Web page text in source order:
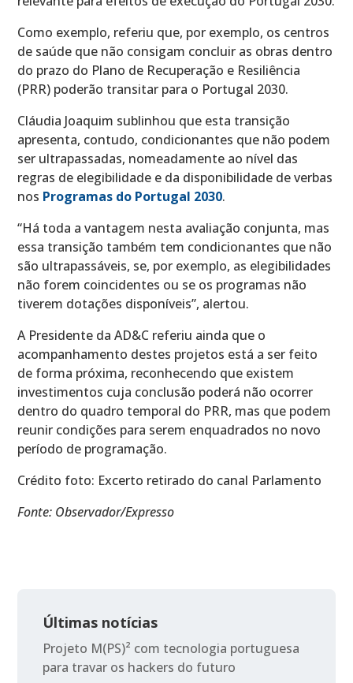
Como exemplo, referiu que, por exemplo, os centros
de saúde que não consigam concluir as obras dentro
do prazo do Plano de Recuperação e Resiliência
(PRR) poderão transitar para o Portugal 2030.
Cláudia Joaquim sublinhou que esta transição
apresenta, contudo, condicionantes que não podem
ser ultrapassadas, nomeadamente ao nível das
regras de elegibilidade e da disponibilidade de verbas
nos Programas do Portugal 2030.
“Há toda a vantagem nesta avaliação conjunta, mas
essa transição também tem condicionantes que não
são ultrapassáveis, se, por exemplo, as elegibilidades
não forem coincidentes ou se os programas não
tiverem dotações disponíveis”, alertou.
A Presidente da AD&C referiu ainda que o
acompanhamento destes projetos está a ser feito
de forma próxima, reconhecendo que existem
investimentos cuja conclusão poderá não ocorrer
dentro do quadro temporal do PRR, mas que podem
reunir condições para serem enquadrados no novo
período de programação.
Crédito foto: Excerto retirado do canal Parlamento
Fonte: Observador/Expresso
Últimas notícias
Projeto M(PS)² com tecnologia portuguesa
para travar os hackers do futuro